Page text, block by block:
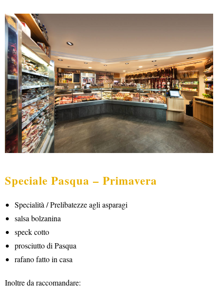
Speciale Pasqua – Primavera
Specialità / Prelibatezze agli asparagi
salsa bolzanina
speck cotto
prosciutto di Pasqua
rafano fatto in casa
Inoltre da raccomandare: